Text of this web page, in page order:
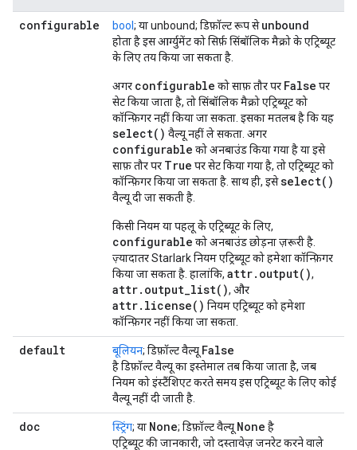
configurable bool ; या unbound; डिफ़ॉल्ट रूप सेunbound
होता है इस आर्ग्युमेंट को सिर्फ़ सिंबॉलिक मैक्रो के एट्रिब्यूट
के लिए तय किया जा सकता है.
अगर configurable को साफ़ तौर पर False पर
सेट किया जाता है, तो सिंबॉलिक मैक्रो एट्रिब्यूट को
कॉन्फ़िगर नहीं किया जा सकता. इसका मतलब है कि यह
select() वैल्यू नहीं ले सकता. अगर
configurable को अनबाउंड किया गया है या इसे
साफ़ तौर पर True पर सेट किया गया है, तो एट्रिब्यूट को
कॉन्फ़िगर किया जा सकता है. साथ ही, इसेselect()
वैल्यू दी जा सकती है.
किसी नियम या पहलू के एट्रिब्यूट के लिए,
configurable को अनबाउंड छोड़ना ज़रूरी है.
ज़्यादातर Starlark नियम एट्रिब्यूट को हमेशा कॉन्फ़िगर
किया जा सकता है. हालांकि, attr.output(),
attr.output_list(), और
attr.license() नियम एट्रिब्यूट को हमेशा
कॉन्फ़िगर नहीं किया जा सकता.
default बूलियन; डिफ़ॉल्ट वैल्यू False
है डिफ़ॉल्ट वैल्यू का इस्तेमाल तब किया जाता है, जब
नियम को इंस्टैंशिएट करते समय इस एट्रिब्यूट के लिए कोई
वैल्यू नहीं दी जाती है.
doc स्ट्रिंग; या None; डिफ़ॉल्ट वैल्यू None है
एट्रिब्यूट की जानकारी, जो दस्तावेज़ जनरेट करने वाले